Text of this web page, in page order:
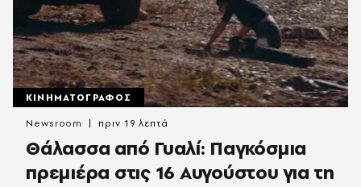
ΚΙΝΗΜΑΤΟΓΡΑΦΟΣ
Θάλασσα από Γυαλί: Παγκόσμια
πρεμιέρα στις 16 Αυγούστου για τη
Newsroom πριν 19 λεπτά